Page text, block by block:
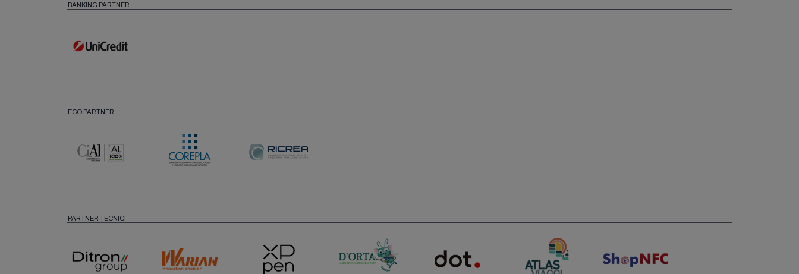
BANKING PARTNER
ECO PARTNER
PARTNER TECNICI